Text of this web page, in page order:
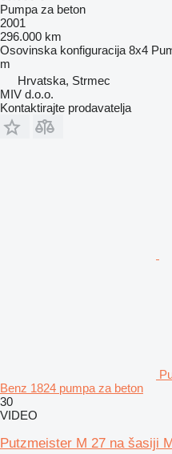
Pumpa za beton
2001
296.000 km
Osovinska konfiguracija 8x4
m
Hrvatska, Strmec
MIV d.o.o.
Kontaktirajte prodavatelja
Benz 1824 pumpa za beton
30
VIDEO
Putzmeister M 27 na šasiji